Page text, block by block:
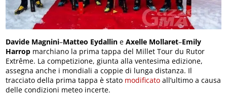
Davide Magnini–Matteo Eydallin eAxelle Mollaret–Emily
Harrop marchiano la prima tappa del Millet Tour du Rutor
Extrême. La competizione, giunta alla ventesima edizione,
assegna anche i mondiali a coppie di lunga distanza. Il
tracciato della prima tappa è stato modificato all’ultimo a causa
delle condizioni meteo incerte.